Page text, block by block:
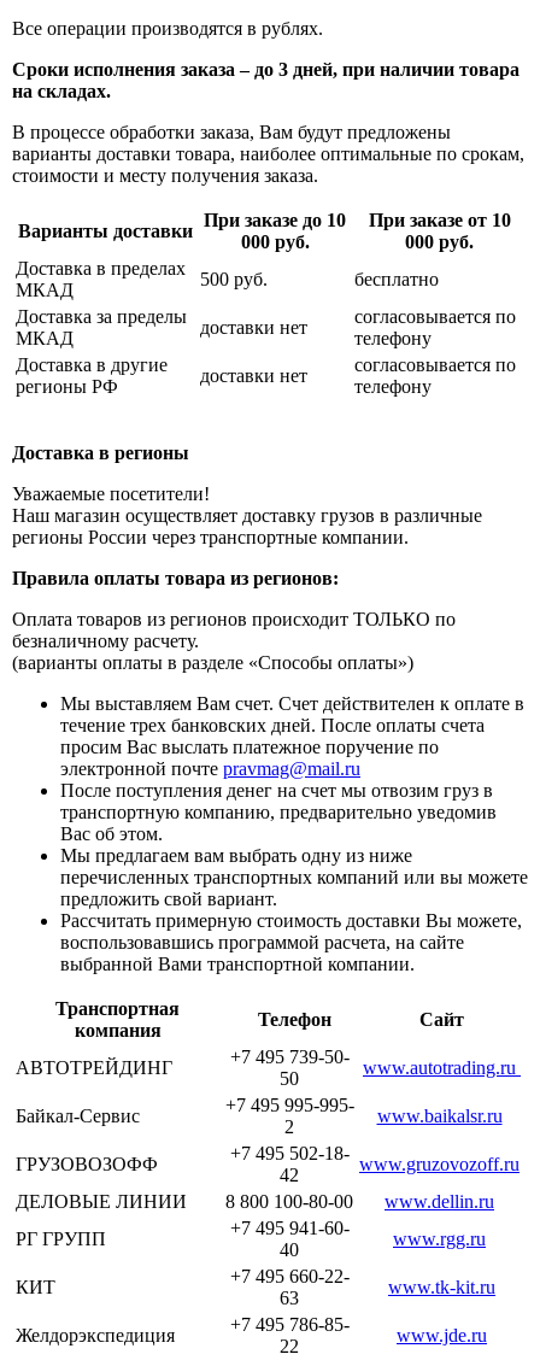
Все операции производятся в рублях.
Сроки исполнения заказа – до 3 дней, при наличии товара
на складах.
В процессе обработки заказа, Вам будут предложены
варианты доставки товара, наиболее оптимальные по срокам,
стоимости и месту получения заказа.
Варианты доставки
При заказе до 10
000 руб.
При заказе от 10
000 руб.
Доставка в пределах
МКАД
500 руб.
бесплатно
Доставка за пределы
МКАД
доставки нет
согласовывается по
телефону
Доставка в другие
регионы РФ
доставки нет
согласовывается по
телефону
Доставка в регионы
Уважаемые посетители!
Наш магазин осуществляет доставку грузов в различные
регионы России через транспортные компании.
Правила оплаты товара из регионов:
Оплата товаров из регионов происходит ТОЛЬКО по
безналичному расчету.
(варианты оплаты в разделе «Способы оплаты»)
Мы выставляем Вам счет. Счет действителен к оплате в
течение трех банковских дней. После оплаты счета
просим Вас выслать платежное поручение по
электронной почте pravmag@mail.ru
После поступления денег на счет мы отвозим груз в
транспортную компанию, предварительно уведомив
Вас об этом.
Мы предлагаем вам выбрать одну из ниже
перечисленных транспортных компаний или вы можете
предложить свой вариант.
Рассчитать примерную стоимость доставки Вы можете,
воспользовавшись программой расчета, на сайте
выбранной Вами транспортной компании.
Транспортная
компания
Телефон Сайт
АВТОТРЕЙДИНГ
+7 495 739-50-
50
www.autotrading.ru
Байкал-Сервис
+7 495 995-995-
2
www.baikalsr.ru
ГРУЗОВОЗОФФ
+7 495 502-18-
42
www.gruzovozoff.ru
ДЕЛОВЫЕ ЛИНИИ
8 800 100-80-00
www.dellin.ru
РГ ГРУПП
+7 495 941-60-
40
www.rgg.ru
КИТ
+7 495 660-22-
63
www.tk-kit.ru
Желдорэкспедиция
+7 495 786-85-
22
www.jde.ru